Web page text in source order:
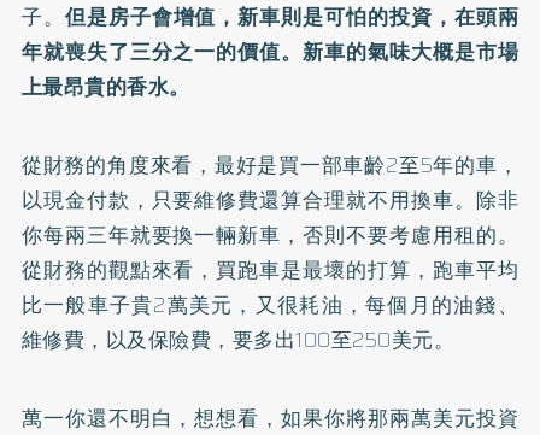
子。 但是房子會增值，新車則是可怕的投資，在頭兩
年就喪失了三分之一的價值。新車的氣味大概是市場
上最昂貴的香水。
從財務的角度來看，最好是買一部車齡2至5年的車，
以現金付款，只要維修費還算合理就不用換車。除非
你每兩三年就要換一輛新車，否則不要考慮用租的。
從財務的觀點來看，買跑車是最壞的打算，跑車平均
比一般車子貴2萬美元，又很耗油，每個月的油錢、
維修費，以及保險費，要多出100至250美元。
萬一你還不明白，想想看，如果你將那兩萬美元投資